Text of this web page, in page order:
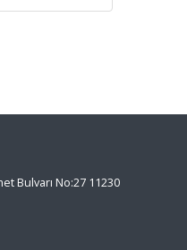
Bulvarı No:27 11230